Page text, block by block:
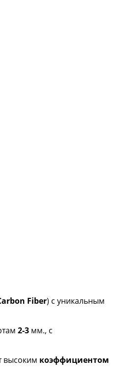
Fiber) с уникальным
2-3 мм., с
высоким коэффициентом